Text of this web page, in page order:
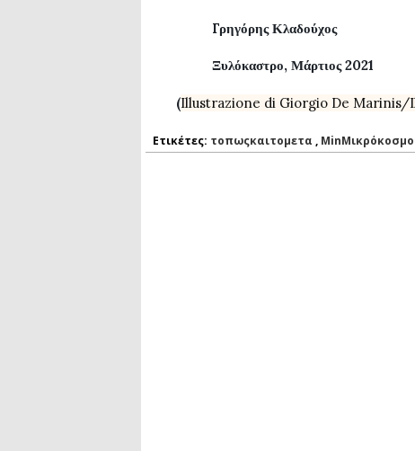
Γρηγόρης Κλαδούχος
Ξυλόκαστρο, Μάρτιος 2021
(Illustrazione di Giorgio De Marinis/
Ετικέτες: τοπωςκαιτομετα ,